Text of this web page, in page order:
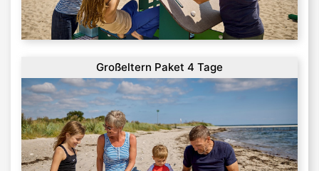
Großeltern Paket 4 Tage